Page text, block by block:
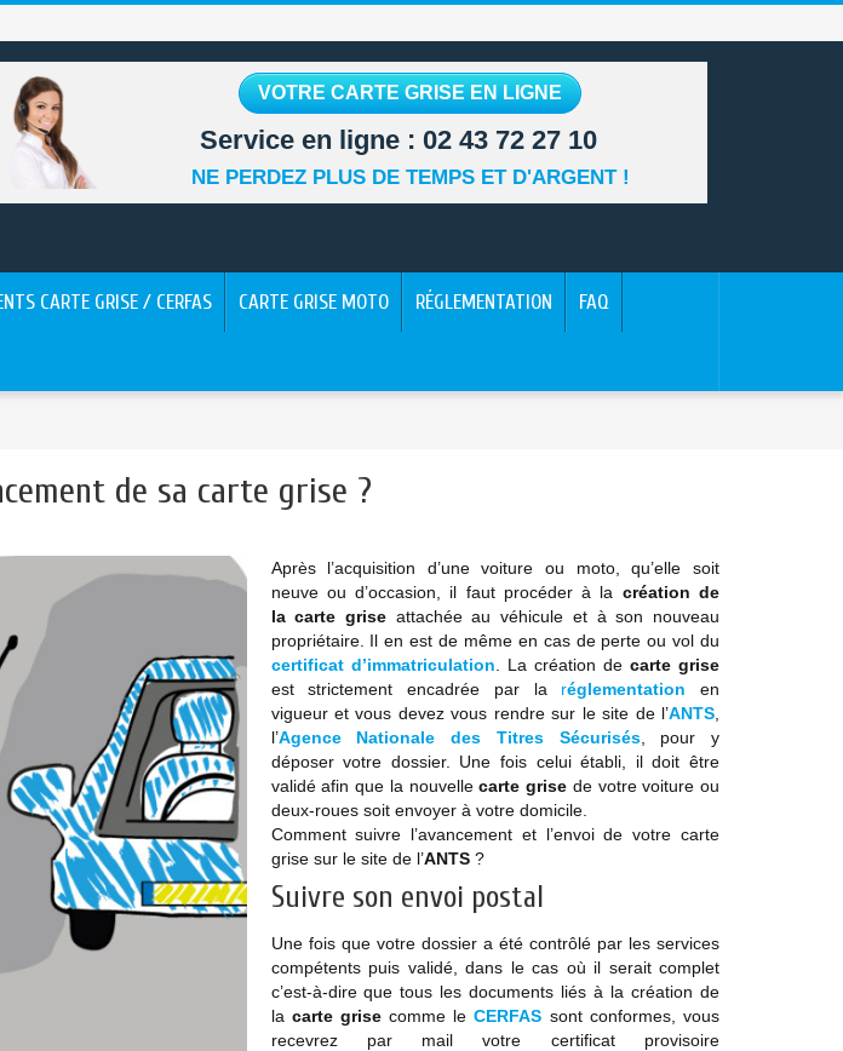
VOTRE CARTE GRISE EN LIGNE
Service en ligne : 02 43 72 27 10
NE PERDEZ PLUS DE TEMPS ET D'ARGENT !
CARTE GRISE / CERFAS CARTE GRISE MOTO RÉGLEMENTATION FAQ
de sa carte grise ?
Après l’acquisition d’une voiture ou moto, qu’elle soit
neuve ou d’occasion, il faut procéder à la création de
la carte griseattachée au véhicule et à son nouveau
propriétaire. Il en est de même en cas de perte ou vol du
certificat d’immatriculation . La création de carte grise
est strictement encadrée par la réglementation en
vigueur et vous devez vous rendre sur le site de l’ANTS
l’Agence Nationale des Titres Sécurisés, pour y
déposer votre dossier. Une fois celui établi, il doit être
validé afin que la nouvellecarte grise de votre voiture ou
deux-roues soit envoyer à votre domicile.
Comment suivre l’avancement et l’envoi de votre carte
grise sur le site de l’ANTS?
Suivre son envoi postal
Une fois que votre dossier a été contrôlé par les services
compétents puis validé, dans le cas où il serait complet
c’est-à-dire que tous les documents liés à la création de
la carte grisecomme leCERFAS sont conformes, vous
recevrez par mail votre certificat provisoire